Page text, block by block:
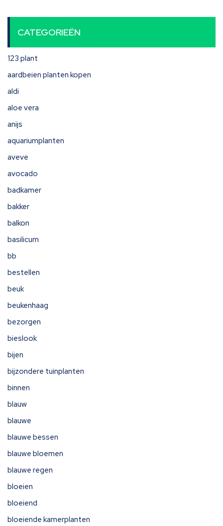
CATEGORIEËN
123 plant
aardbeien planten kopen
aldi
aloe vera
anijs
aquariumplanten
aveve
avocado
badkamer
bakker
balkon
basilicum
bb
bestellen
beuk
beukenhaag
bezorgen
bieslook
bijen
bijzondere tuinplanten
binnen
blauw
blauwe
blauwe bessen
blauwe bloemen
blauwe regen
bloeien
bloeiend
bloeiende kamerplanten